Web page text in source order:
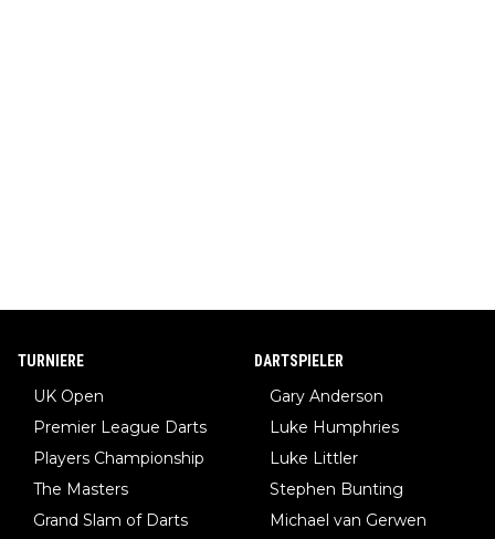
TURNIERE
UK Open
Premier League Darts
Players Championship
The Masters
Grand Slam of Darts
DARTSPIELER
Gary Anderson
Luke Humphries
Luke Littler
Stephen Bunting
Michael van Gerwen